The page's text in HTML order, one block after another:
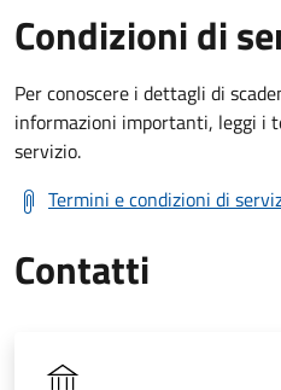
Condizioni di
Per conoscere i dettagli di
informazioni importanti, leggi i
servizio.
Termini e condizioni di
Contatti